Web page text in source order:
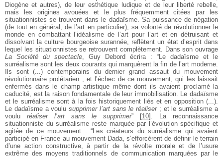
Diogène et autres), de leur esthétique ludique et de leur liberté rebelle,
mais les origines avouées et le plus fréquemment citées par les
situationnistes se trouvent dans le dadaïsme. Sa puissance de négation
(de tout en général, de l’art en particulier), sa volonté de révolutionner le
monde en combattant l’idéalisme de l’art pour l’art et en détruisant et
dissolvant la culture bourgeoise surannée, reflètent un état d’esprit dans
lequel les situationnistes se retrouvent complètement. Dans son ouvrage
La Société du spectacle , Guy Debord écrira : “Le dadaïsme et le
surréalisme sont les deux courants qui marquèrent la fin de l’art moderne.
Ils sont (...) contemporains du dernier grand assaut du mouvement
révolutionnaire prolétarien ; et l’échec de ce mouvement, qui les laissait
enfermés dans le champ artistique même dont ils avaient proclamé la
caducité, est la raison fondamentale de leur immobilisation. Le dadaïsme
et le surréalisme sont à la fois historiquement liés et en opposition (...).
Le dadaïsme a voulusupprimer l’art sans le réaliser; et le surréalisme a
voulu réaliser l’art sans le supprimer” [10] . La reconnaissance
situationniste du surréalisme reste marquée par l’évolution spécifique et
agitée de ce mouvement : “Les créateurs du surréalisme qui avaient
participé en France au mouvement Dada, s’efforcèrent de définir le terrain
d’une action constructive, à partir de la révolte morale et de l’usure
extrême des moyens traditionnels de communication marquées par le